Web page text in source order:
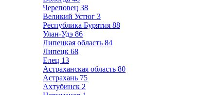
Череповец 38
Великий Устюг 3
Республика Бурятия 88
Улан-Удэ 86
Липецкая область 84
Липецк 68
Елец 13
Астраханская область 80
Астрахань 75
Ахтубинск 2